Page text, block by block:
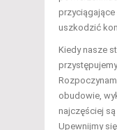
przyciągające
uszkodzić
Kiedy nasze
obudowie,
najczęściej są
Upewnijmy